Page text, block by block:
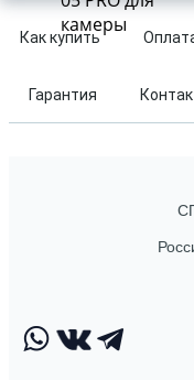
Как купить
Гарантия
камеры